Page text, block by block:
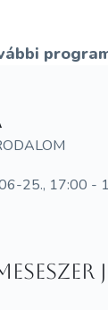
25., 17:00 -